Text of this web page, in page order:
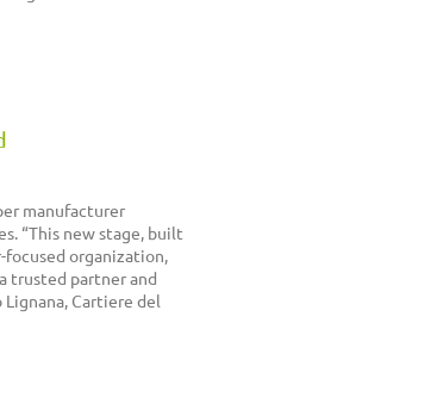
manufacturer
“This new stage, built
focused organization,
trusted partner and
Cartiere del